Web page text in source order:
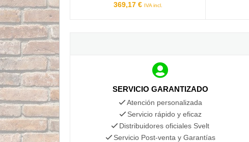
369,17 € IVA incl.
SERVICIO GARANTIZADO
Atención personalizada
Servicio rápido y eficaz
Distribuidores oficiales Svelt
Servicio Post-venta y Garantías